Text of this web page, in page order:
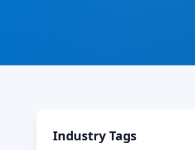
Industry Tags